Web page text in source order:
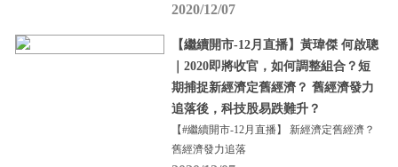
2020/12/07
【繼續開市-12月直播】黃瑋傑 何啟聰
｜2020即將收官，如何調整組合？短
期捕捉新經濟定舊經濟？ 舊經濟發力
追落後，科技股易跌難升？
【#繼續開市-12月直播】 新經濟定舊經濟？
舊經濟發力追落